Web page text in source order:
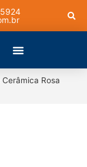
Rosa